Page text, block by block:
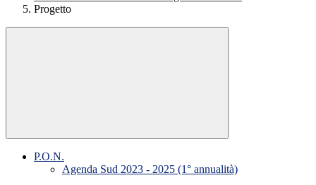
Progetto
P.O.N.
Agenda Sud 2023 - 2025 (1° annualità)